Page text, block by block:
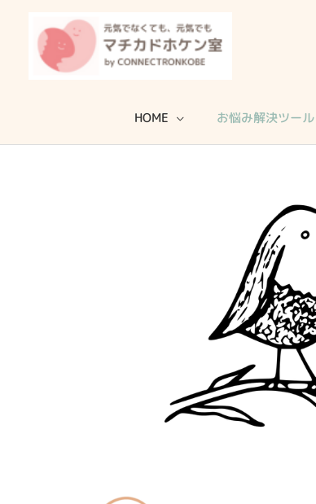
プ
HOME お悩み解決ツール